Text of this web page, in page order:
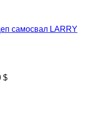
самосвал LARRY
$